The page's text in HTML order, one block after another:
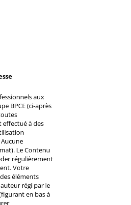
aux
BPCE (ci-après
à des
Le Contenu
régulièrement
Votre
éléments
régi par le
en bas à